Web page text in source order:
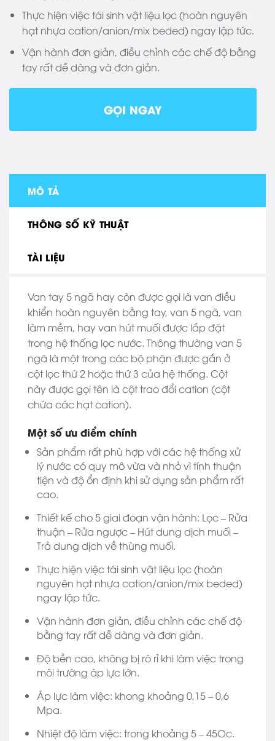
Thực hiện việc tái sinh vật liệu lọc (hoàn nguyên
hạt nhựa cation/anion/mix beded) ngay lập tức.
Vận hành đơn giản, điều chỉnh các chế độ bằng
tay rất dễ dàng và đơn giản.
GỌI NGAY
MÔ TẢ
THÔNG SỐ KỸ THUẬT
TÀI LIỆU
Van tay 5 ngã hay còn được gọi là van điều
khiển hoàn nguyên bằng tay, van 5 ngã, van
làm mềm, hay van hút muối được lắp đặt
trong hệ thống lọc nước. Thông thường van 5
ngã là một trong các bộ phận được gắn ở
cột lọc thứ 2 hoặc thứ 3 của hệ thống. Cột
này được gọi tên là cột trao đổi cation (cột
chứa các hạt cation).
Một số ưu điểm chính
Sản phẩm rất phù hợp với các hệ thống xử
lý nước có quy mô vừa và nhỏ vì tính thuận
tiện và độ ổn định khi sử dụng sản phẩm rất
cao.
Thiết kế cho 5 giai đoạn vận hành: Lọc – Rửa
thuận – Rửa ngược – Hút dung dịch muối –
Trả dung dịch về thùng muối.
Thực hiện việc tái sinh vật liệu lọc (hoàn
nguyên hạt nhựa cation/anion/mix beded)
ngay lập tức.
Vận hành đơn giản, điều chỉnh các chế độ
bằng tay rất dễ dàng và đơn giản.
Độ bền cao, không bị rò rỉ khi làm việc trong
môi trường áp lực lớn.
Áp lực làm việc: khong khoảng 0,15 – 0,6
Mpa.
Nhiệt độ làm việc: trong khoảng 5 – 45Oc.